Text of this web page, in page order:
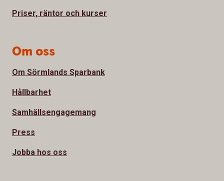
Priser, räntor och kurser
Om oss
Om Sörmlands Sparbank
Hållbarhet
Samhällsengagemang
Press
Jobba hos oss